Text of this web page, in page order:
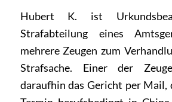
Hubert K. ist
Strafabteilung eines
mehrere Zeugen zum
Strafsache. Einer der
daraufhin das Gericht per Mail,